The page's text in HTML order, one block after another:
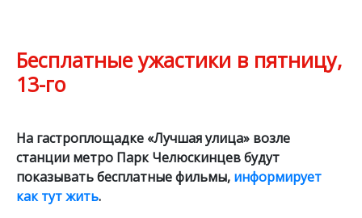
Бесплатные ужастики в пятницу,
13-го
На гастроплощадке «Лучшая улица» возле
станции метро Парк Челюскинцев будут
показывать бесплатные фильмы, информирует
как тут жить.